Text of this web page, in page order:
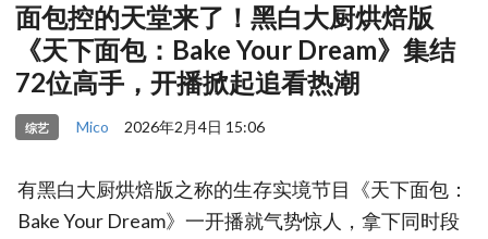
面包控的天堂来了！黑白大厨烘焙版
《天下面包：Bake Your Dream》集结
72位高手，开播掀起追看热潮
综艺 Mico 2026年2月4日 15:06
有黑白大厨烘焙版之称的生存实境节目《天下面包：
Bake Your Dream》一开播就气势惊人，拿下同时段